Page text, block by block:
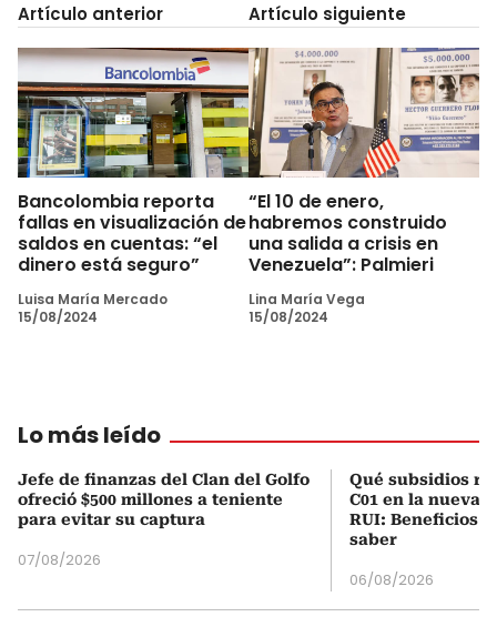
Artículo anterior
Bancolombia reporta
fallas en visualización de
saldos en cuentas: “el
dinero está seguro”
Luisa María Mercado
15/08/2024
Artículo siguiente
“El 10 de enero,
habremos construido
una salida a crisis en
Venezuela”: Palmieri
Lina María Vega
15/08/2024
Lo más leído
Jefe de finanzas del Clan del Golfo
ofreció $500 millones a teniente
para evitar su captura
07/08/2026
Qué subsidios
C01 en la nueva
RUI: Beneficios
saber
06/08/2026